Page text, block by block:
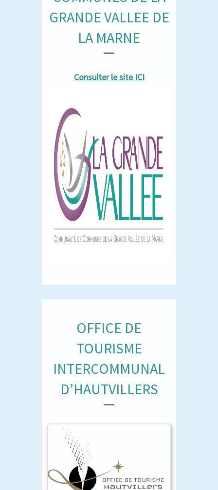
GRANDE VALLEE DE
LA MARNE
Consulter le site ICI
OFFICE DE
TOURISME
INTERCOMMUNAL
D’HAUTVILLERS